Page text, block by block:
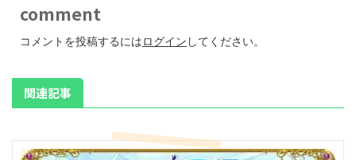
comment
コメントを投稿するにはログイン してください。
関連記事